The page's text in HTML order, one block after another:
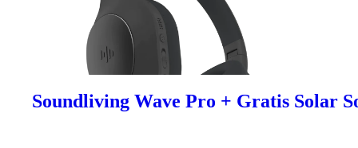
Soundliving Wave Pro + Gratis Solar